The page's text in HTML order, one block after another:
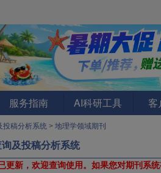
服务指南 AI科研工具 客
投稿分析系统 > 地理学领域期刊
及投稿分析系统
新，欢迎查询使用。 如果您对期刊系